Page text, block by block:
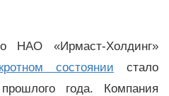
НАО «Ирмаст-Холдинг»
состоянии стало
года. Компания